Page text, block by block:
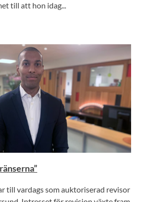
till att hon idag...
till vardags som auktoriserad revisor